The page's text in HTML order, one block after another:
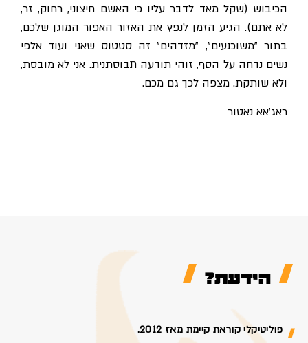
הכיבוש (שקל מאד לדבר עליו כי האשם חיצוני, רחוק, זר,
לא אתם). הגיע הזמן לנפץ את האזור האפור המוגן שלכם,
בתור "משוכנעים", "מזדהים" זה סטטוס שאני ועוד אלפי
נשים נדחה על הסף, זוהי תודעה תבוסתנית. אני לא מובסת,
ולא שותקת. מצפה לכך גם מכם.
ראג'אא נאטור
הידעת?
פוליטיקלי קוראת קיימת מאז 2012.